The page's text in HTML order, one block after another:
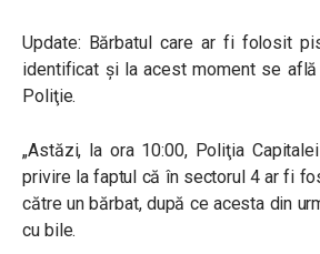
Update: Bărbatul care ar fi folosit
identificat şi la acest moment se
Poliţie.
„Astăzi, la ora 10:00, Poliţia
privire la faptul că în sectorul 4 ar fi
către un bărbat, după ce acesta din
cu bile.